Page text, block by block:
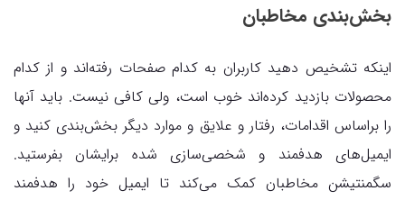
بخش‌بندی مخاطبان
اینکه تشخیص دهید کاربران به کدام صفحات رفته‌اند و از کدام
محصولات بازدید کرده‌اند خوب است، ولی کافی نیست. باید آنها
را براساس اقدامات، رفتار و علایق و موارد دیگر بخش‌بندی کنید و
ایمیل‌های هدفمند و شخصی‌سازی شده برایشان بفرستید.
سگمنتیشن مخاطبان کمک می‌کند تا ایمیل خود را هدفمند